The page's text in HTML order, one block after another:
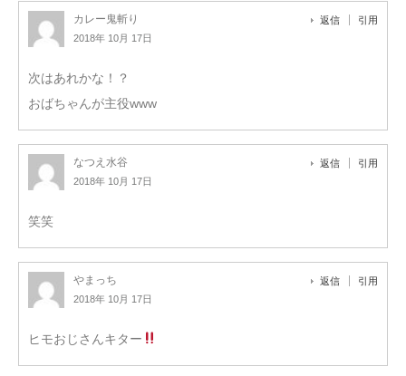
カレー鬼斬り
2018年 10月 17日
返信 引用
次はあれかな！？
おばちゃんが主役www
なつえ水谷
2018年 10月 17日
返信 引用
笑笑
やまっち
2018年 10月 17日
返信 引用
ヒモおじさんキター